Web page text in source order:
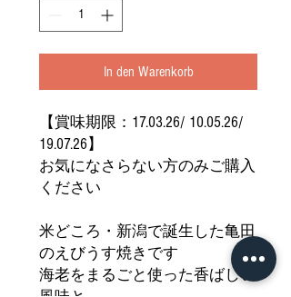
In den Warenkorb
【賞味期限：17.03.26/ 10.05.26/
19.07.26】
お気になさらない方のみご購入
ください
米どころ・新潟で誕生した亀田
のえびうす焼きです
海老をまるごと使った香ばしい